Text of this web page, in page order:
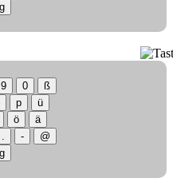
9 0
ß
p
ü
ö
ä
. -
@